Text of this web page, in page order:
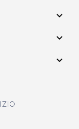
expand_more
expand_more
expand_more